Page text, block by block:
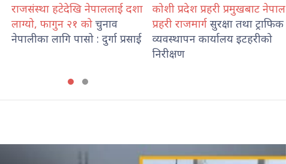
कोशी प्रदेश प्रहरी प्रमुखबाट नेपाल
प्रहरी राजमार्ग सुरक्षा तथा ट्राफिक
व्यवस्थापन कार्यालय इटहरीको
भेडेटारबाट ६४७ किलो गाँजासहित
दुई जना पक्राउ